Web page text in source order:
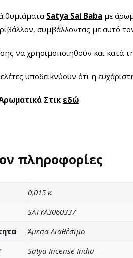
θυμιάματα Satya Sai Baba με
συμβάλλοντας με αυτό
να χρησιμοποιηθούν και κατά
υποδεικνύουν ότι η
Στικ εδώ
πληροφορίες
0,015 κ.
SATYA3060337
Άμεσα Διαθέσιμο
Satya Incense India